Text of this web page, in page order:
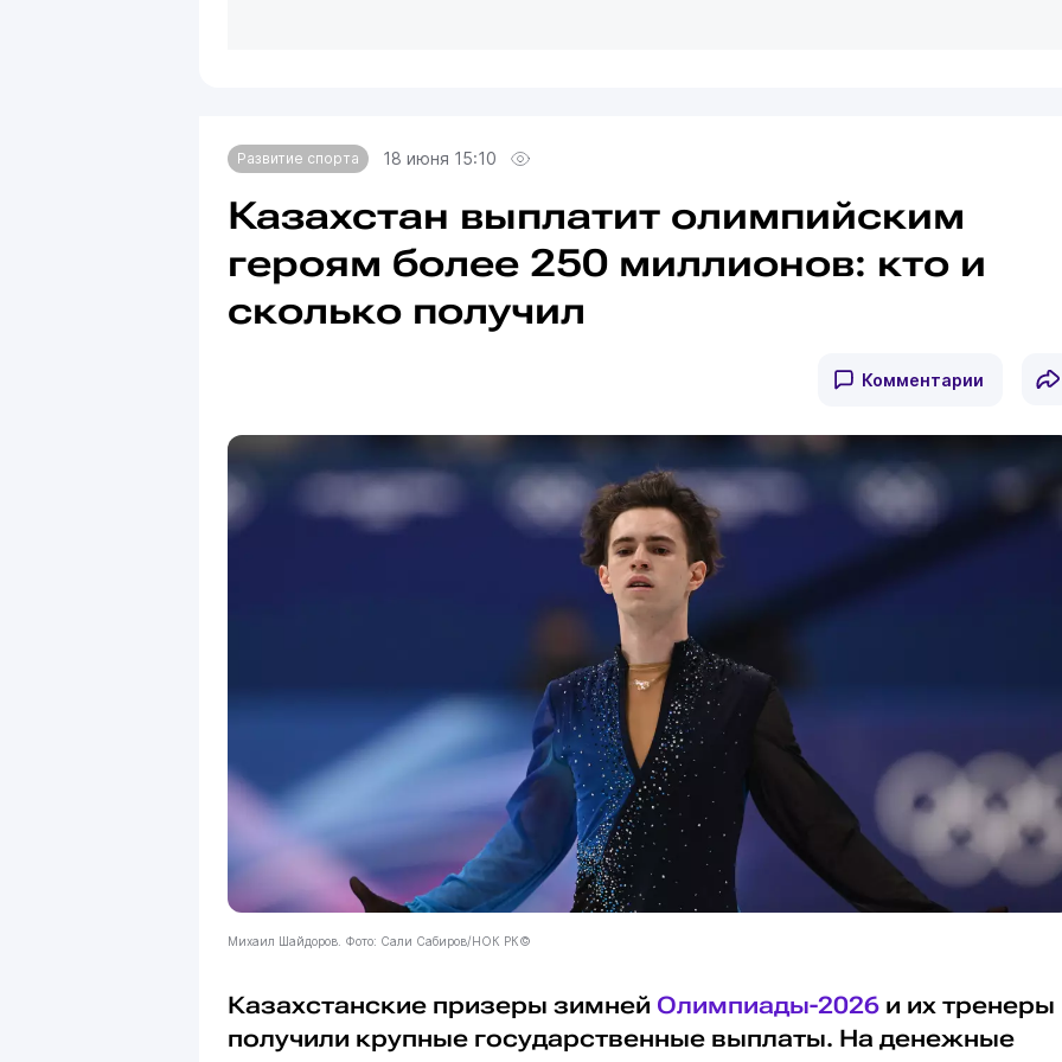
Развитие спорта 18 июня 15:10
Казахстан выплатит олимпийским
героям более 250 миллионов: кто и
сколько получил
Комментарии
Михаил Шайдоров. Фото: Сали Сабиров/НОК РК©
Казахстанские призеры зимней Олимпиады-2026 и их тренеры
получили крупные государственные выплаты. На денежные